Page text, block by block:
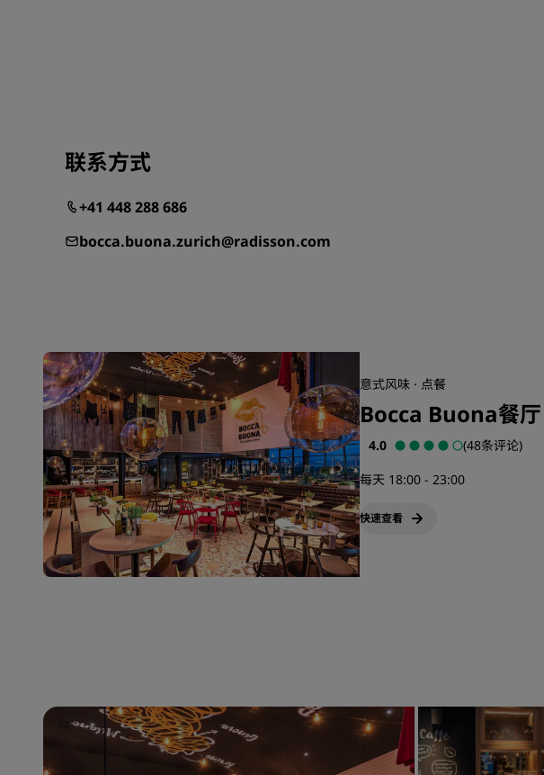
联系方式
+41 448 288 686
bocca.buona.zurich@radisson.com
意式风味 · 点餐
Bocca Buona餐厅
4.0
(48条评论)
每天 18:00 - 23:00
快速查看